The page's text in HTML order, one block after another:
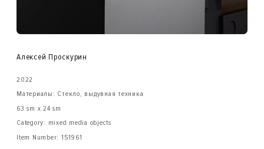
Алексей Проскурин
2022
Материалы: Стекло, выдувная техника
63 sm x 24 sm
Category: mixed media objects
Item Number: 151961